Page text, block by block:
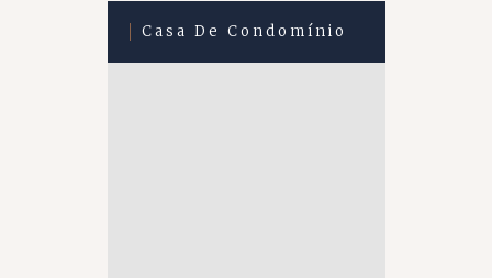
Casa De Condomínio